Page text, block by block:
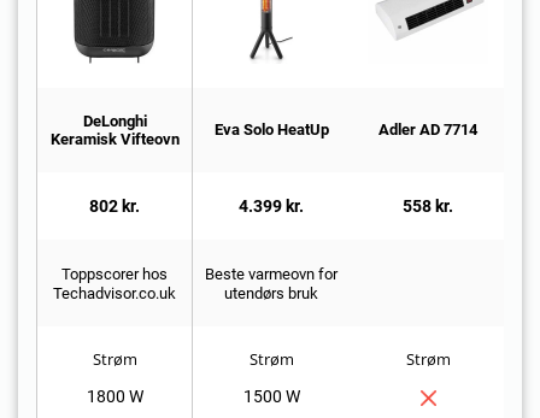
DeLonghi
Keramisk Vifteovn
Eva Solo HeatUp Adler AD 7714
802 kr. 4.399 kr. 558 kr.
Toppscorer hos
Techadvisor.co.uk
Beste varmeovn for
utendørs bruk
Strøm
1800 W
Strøm
1500 W
Strøm